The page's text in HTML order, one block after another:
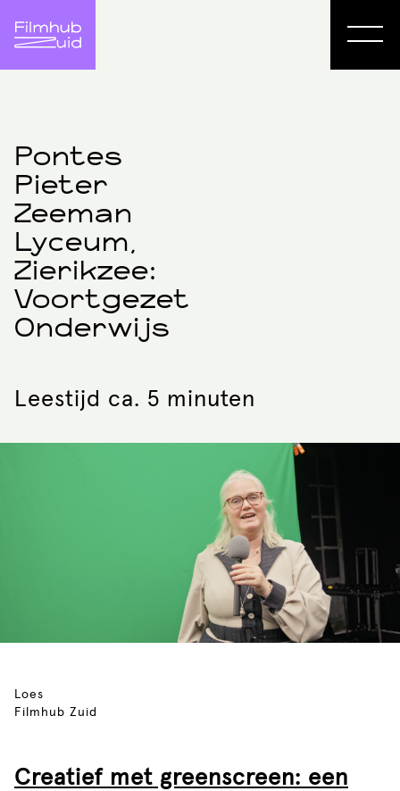
Pontes
Pieter
Zeeman
Lyceum,
Zierikzee:
Voortgezet
Onderwijs
Leestijd ca. 5 minuten
Loes
Filmhub Zuid
Creatief met greenscreen: een